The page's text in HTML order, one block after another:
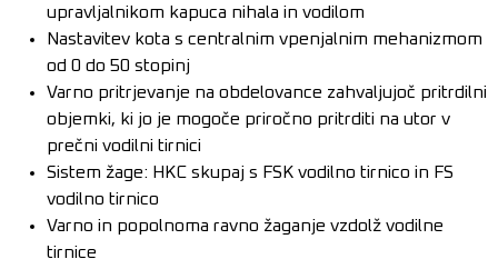
upravljalnikom kapuca nihala in vodilom
Nastavitev kota s centralnim vpenjalnim mehanizmom
od 0 do 50 stopinj
Varno pritrjevanje na obdelovance zahvaljujoč pritrdilni
objemki, ki jo je mogoče priročno pritrditi na utor v
prečni vodilni tirnici
Sistem žage: HKC skupaj s FSK vodilno tirnico in FS
vodilno tirnico
Varno in popolnoma ravno žaganje vzdolž vodilne
tirnice